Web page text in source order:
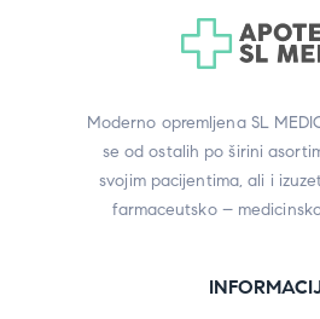
Moderno opremljena SL
se od ostalih po širini
svojim pacijentima, ali i
farmaceutsko –